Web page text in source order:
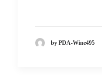
by PDA-Wine495